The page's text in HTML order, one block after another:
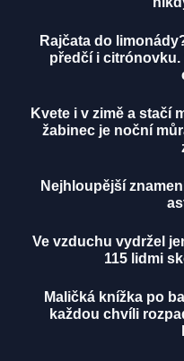
Rajčata do
předčí i citrónovku.
Kvete i v zimě a stačí
žabinec je noční
Nejhloupější
Ve vzduchu vydržel
115 lidmi
Maličká knížka po
každou chvíli